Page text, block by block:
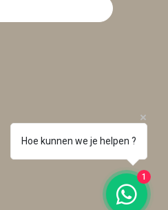
Hoe kunnen we je helpen ?
1